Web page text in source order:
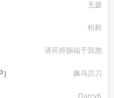
无媛
柏毅
请药师赐福于我胞
飙马厉刀
DarcyK